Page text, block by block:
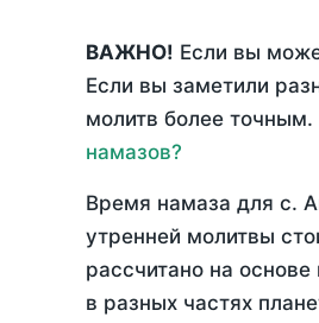
ВАЖНО! Если вы
Если вы заметили
молитв более
намазов?
Время намаза для с.
утренней молитвы
рассчитано на
в разных частях